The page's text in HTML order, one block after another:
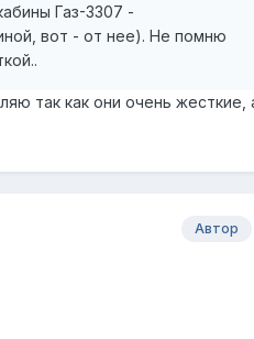
Газ-3307 -
вот - от нее). Не помню
так как они очень жесткие,
Автор